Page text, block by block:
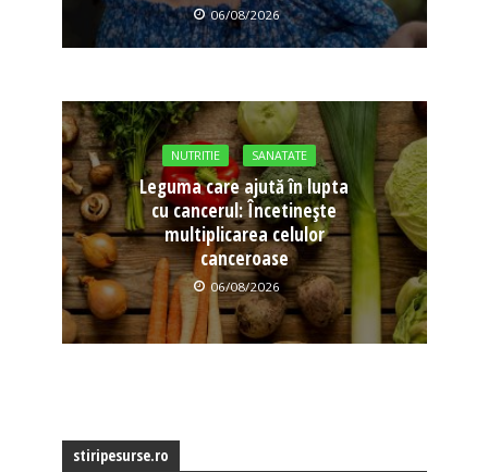
06/08/2026
NUTRITIE SANATATE
Leguma care ajută în lupta
cu cancerul: Încetinește
multiplicarea celulor
canceroase
06/08/2026
stiripesurse.ro